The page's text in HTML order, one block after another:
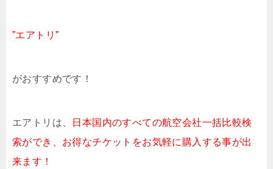
”エアトリ”
がおすすめです！
エアトリは、
日本国内のすべての航空会社一括比較検
索ができ、お得なチケットをお気軽に購入する事が出
来ます！